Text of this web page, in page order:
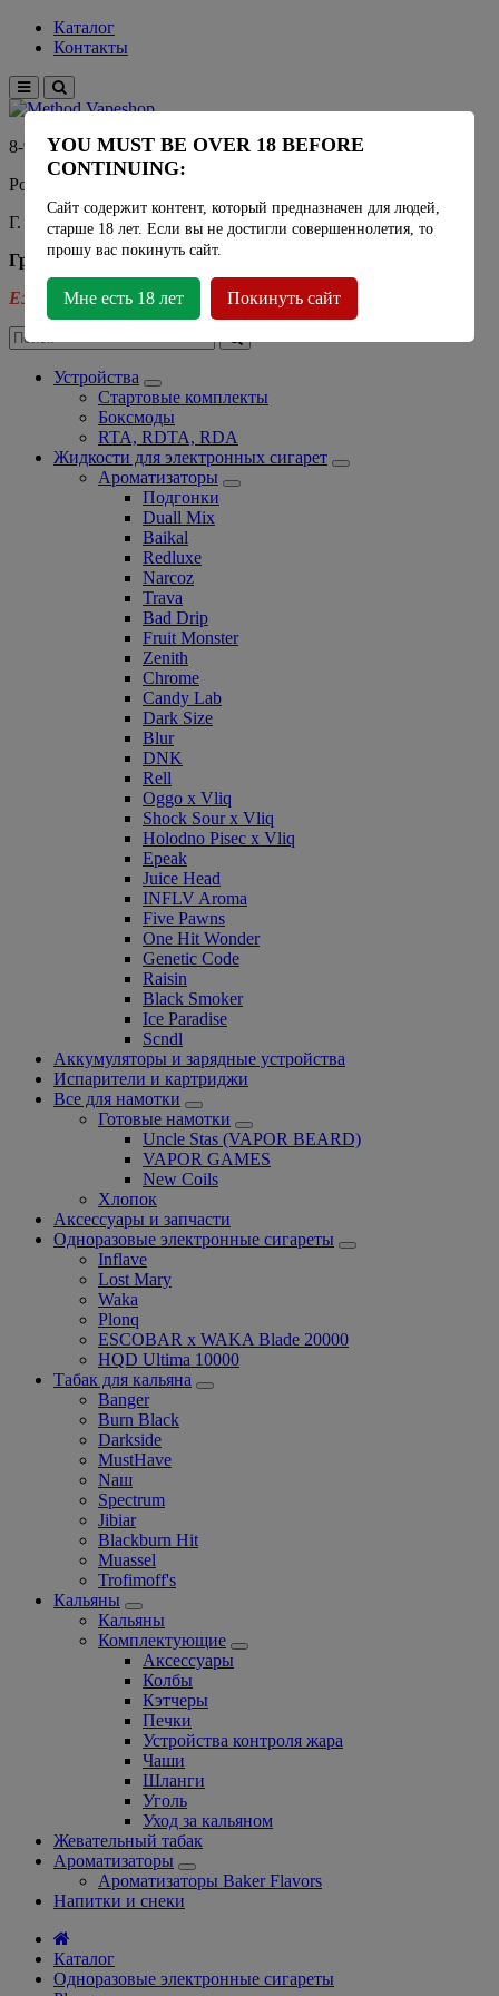
Каталог
Контакты
8-915-450-21-92
Розничный магазин Method Vapeshop
Г. Москва, улица Южнобутовская 36
График работы
Ежедневно - 11:00 - 21:00
Устройства
Стартовые комплекты
Боксмоды
RTA, RDTA, RDA
Жидкости для электронных сигарет
Ароматизаторы
Подгонки
Duall Mix
Baikal
Redluxe
Narcoz
Trava
Bad Drip
Fruit Monster
Zenith
Chrome
Candy Lab
Dark Size
Blur
DNK
Rell
Oggo x Vliq
Shock Sour x Vliq
Holodno Pisec x Vliq
Epeak
Juice Head
INFLV Aroma
Five Pawns
One Hit Wonder
Genetic Code
Raisin
Black Smoker
Ice Paradise
Scndl
Аккумуляторы и зарядные устройства
Испарители и картриджи
Все для намотки
Готовые намотки
Uncle Stas (VAPOR BEARD)
VAPOR GAMES
New Coils
Хлопок
Аксессуары и запчасти
Одноразовые электронные сигареты
Inflave
Lost Mary
Waka
Plonq
ESCOBAR x WAKA Blade 20000
HQD Ultima 10000
Табак для кальяна
Banger
Burn Black
Darkside
MustHave
Nаш
Spectrum
Jibiar
Blackburn Hit
Muassel
Trofimoff's
Кальяны
Кальяны
Комплектующие
Аксессуары
Колбы
Кэтчеры
Печки
Устройства контроля жара
Чаши
Шланги
Уголь
Уход за кальяном
Жевательный табак
Ароматизаторы
Ароматизаторы Baker Flavors
Напитки и снеки
Каталог
Одноразовые электронные сигареты
YOU MUST BE OVER 18 BEFORE
CONTINUING:
Сайт содержит контент, который предназначен для людей,
старше 18 лет. Если вы не достигли совершеннолетия, то
прошу вас покинуть сайт.
Мне есть 18 лет Покинуть сайт